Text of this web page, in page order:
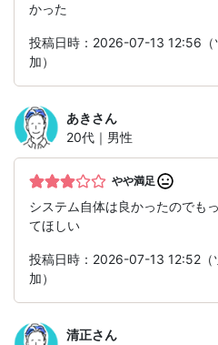
かった
投稿日時：2026-07-13 12:56（
加）
あきさん
20代｜男性
やや満足
システム自体は良かったのでも
てほしい
投稿日時：2026-07-13 12:52（
加）
清正さん